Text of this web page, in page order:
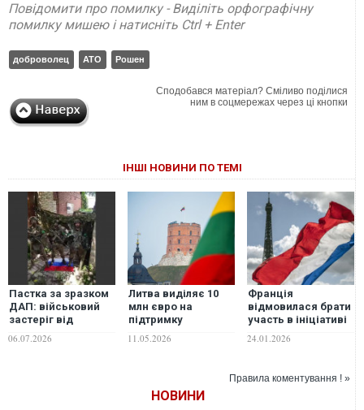
Повідомити про помилку - Виділіть орфографічну
помилку мишею і натисніть Ctrl + Enter
доброволец АТО Рошен
Сподобався матеріал? Сміливо поділися
ним в соцмережах через ці кнопки
ІНШІ НОВИНИ ПО ТЕМІ
Пастка за зразком
ДАП: військовий
застеріг від
ініціатив" окупантів
06.07.2026
Литва виділяє 10
млн євро на
підтримку
пов’язаних із
11.05.2026
Франція
відмовилася брати
участь в ініціативі
постачання зброї
24.01.2026
Правила коментування ! »
НОВИНИ